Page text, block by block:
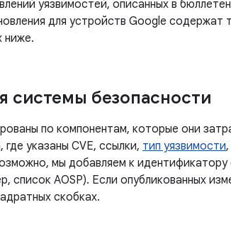
уязвимостей, описанных в
для устройств Google содержат
ниже.
системы безопасности
по компонентам, которые они
указаны CVE, ссылки, тип уязвимости,
мы добавляем к
список AOSP). Если опубликованных
скобках.